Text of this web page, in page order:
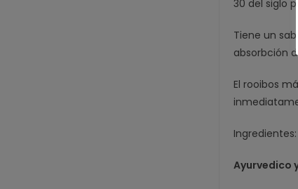
30 del siglo
Tiene un
absorbción
El rooibos
Ayurvedico